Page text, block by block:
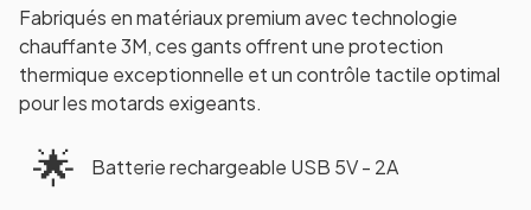
Fabriqués en matériaux premium avec technologie
chauffante 3M, ces gants offrent une protection
thermique exceptionnelle et un contrôle tactile optimal
pour les motards exigeants.
🌟 Batterie rechargeable USB 5V - 2A